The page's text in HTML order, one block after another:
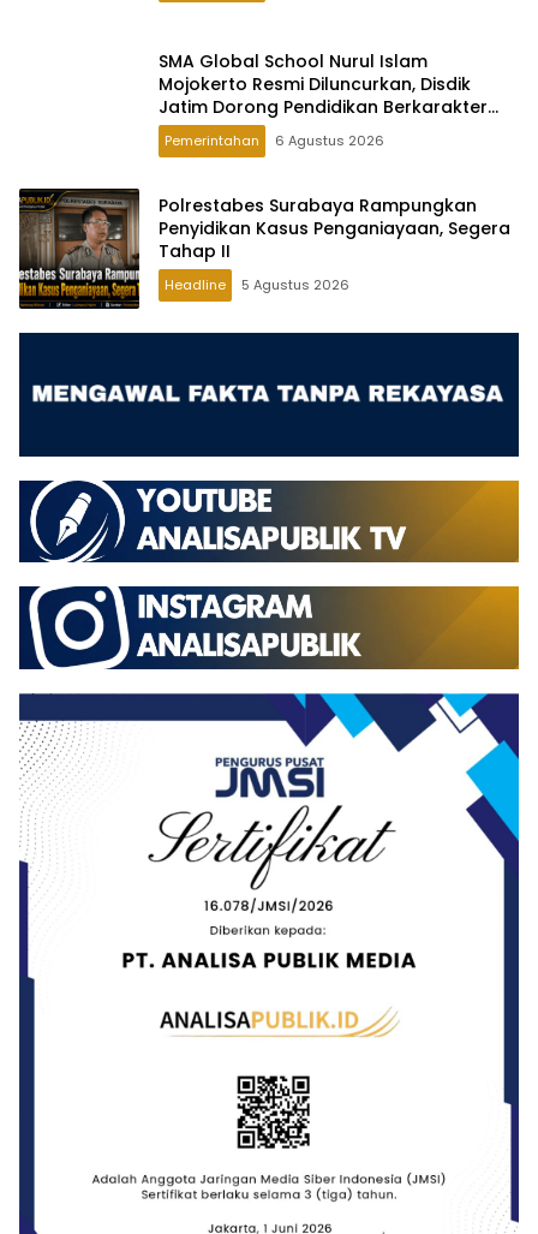
SMA Global School Nurul Islam
Mojokerto Resmi Diluncurkan, Disdik
Jatim Dorong Pendidikan Berkarakter
Global
Pemerintahan 6 Agustus 2026
Polrestabes Surabaya Rampungkan
Penyidikan Kasus Penganiayaan, Segera
Tahap II
Headline 5 Agustus 2026